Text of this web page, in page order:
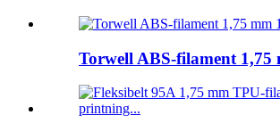
Torwell ABS-filament 1,75